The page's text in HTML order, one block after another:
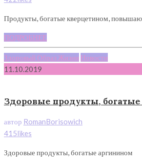
Продукты, богатые кверцетином,
ПОДРОБНЕЕ
Здоровый Образ Жизни Новости
11.10.2019
Здоровые продукты,
автор RomanBorisowich
415likes
Здоровые продукты, богатые аргинином